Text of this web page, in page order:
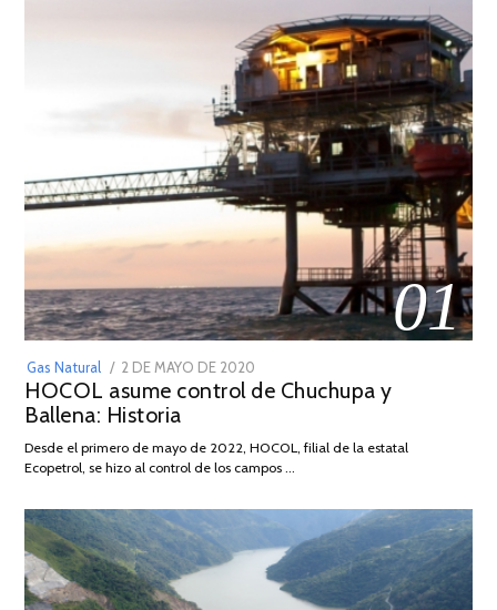
01
Gas Natural
POSTED
ON
2 DE MAYO DE 2020
DE
2026
HOCOL asume control de Chuchupa y
Ballena: Historia
Desde el primero de mayo de 2022, HOCOL, filial de la estatal
Ecopetrol, se hizo al control de los campos …